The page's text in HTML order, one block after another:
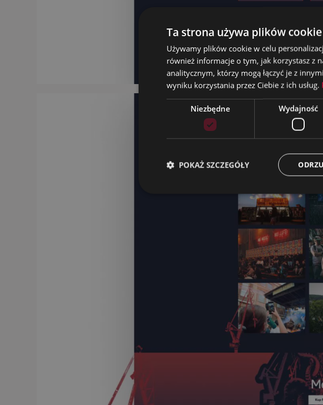
Ta strona używa plików cookie
Używamy plików cookie w celu
również informacje o tym, jak korzystasz z
analitycznym, którzy mogą łączyć je z
wyniku korzystania przez Ciebie z ich usług.
Niezbędne Wydajność
POKAŻ SZCZEGÓŁY